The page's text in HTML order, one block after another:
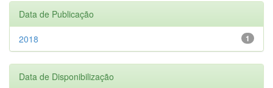
Data de Publicação
1
2018
Data de Disponibilização